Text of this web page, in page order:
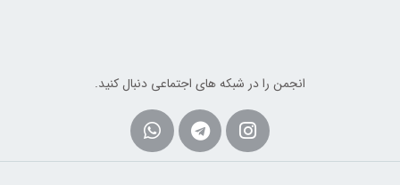
انجمن را در شبکه های اجتماعی دنبال کنید.
Instagram
Telegram
Whatsapp